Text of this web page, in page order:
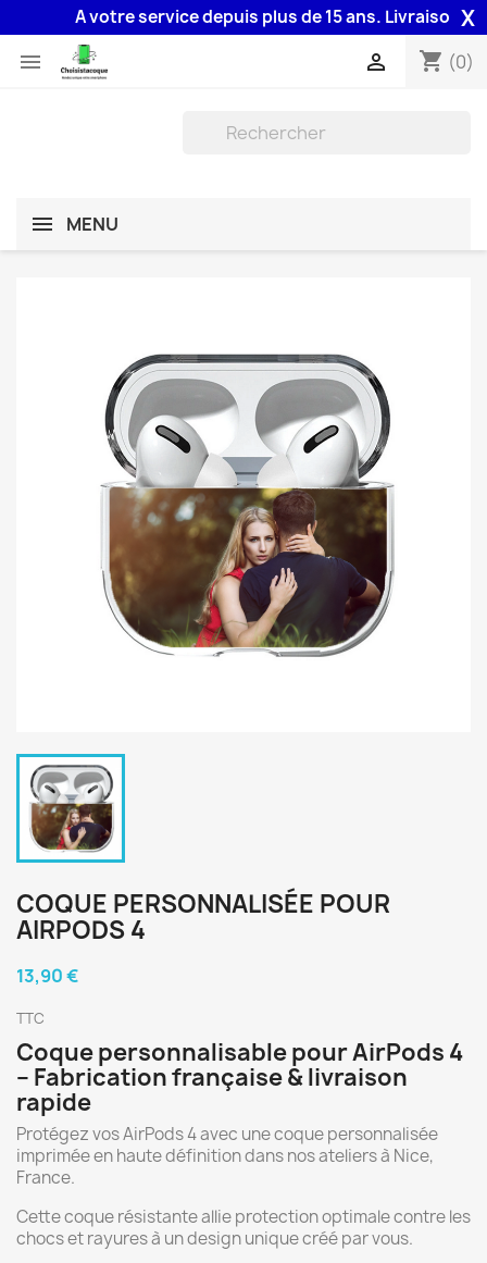
A votre service depuis plus de 15 ans. Livraison 48HX
 shopping_cart (0)

MENU
COQUE PERSONNALISÉE POUR
AIRPODS 4
13,90 €
TTC
Coque personnalisable pour AirPods 4
– Fabrication française & livraison
rapide
Protégez vos AirPods 4 avec une coque personnalisée
imprimée en haute définition dans nos ateliers à Nice,
France.
Cette coque résistante allie protection optimale contre les
chocs et rayures à un design unique créé par vous.